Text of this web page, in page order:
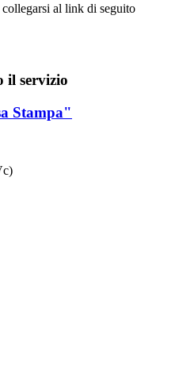
collegarsi al link di seguito
il servizio
Stampa"